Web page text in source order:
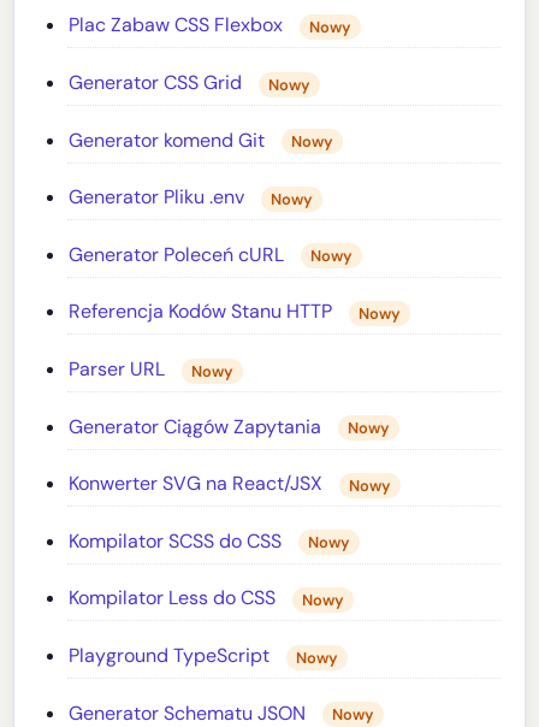
Plac Zabaw CSS Flexbox Nowy
Generator CSS Grid Nowy
Generator komend Git Nowy
Generator Pliku .env Nowy
Generator Poleceń cURL Nowy
Referencja Kodów Stanu HTTP Nowy
Parser URL Nowy
Generator Ciągów Zapytania Nowy
Konwerter SVG na React/JSX Nowy
Kompilator SCSS do CSS Nowy
Kompilator Less do CSS Nowy
Playground TypeScript Nowy
Generator Schematu JSON Nowy